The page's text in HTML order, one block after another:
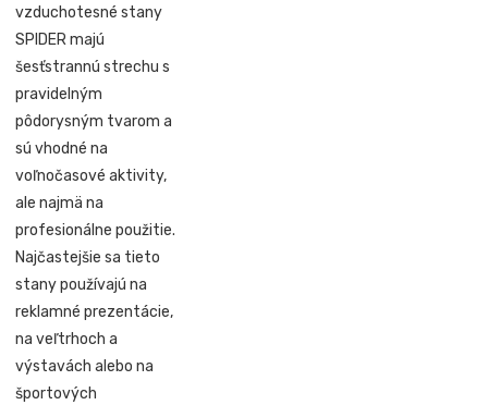
vzduchotesné stany
SPIDER majú
šesťstrannú strechu s
pravidelným
pôdorysným tvarom a
sú vhodné na
voľnočasové aktivity,
ale najmä na
profesionálne použitie.
Najčastejšie sa tieto
stany používajú na
reklamné prezentácie,
na veľtrhoch a
výstavách alebo na
športových